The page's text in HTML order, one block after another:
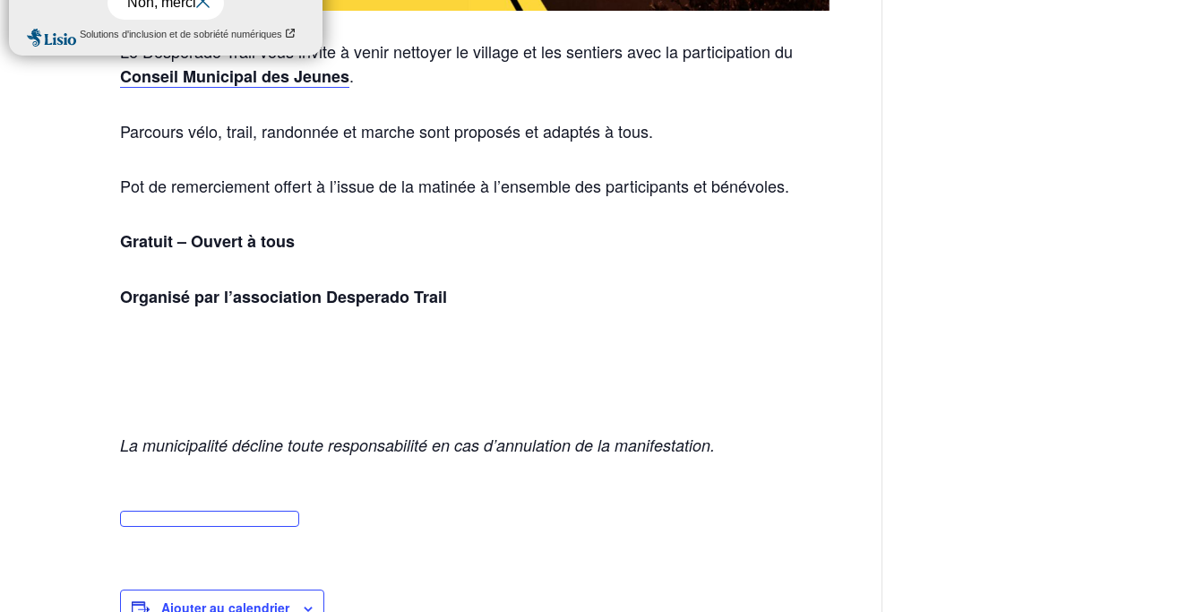
Le Desperado Trail vous invite à venir nettoyer le village et les sentiers avec la participation du
Conseil Municipal des Jeunes.
Parcours vélo, trail, randonnée et marche sont proposés et adaptés à tous.
Pot de remerciement offert à l’issue de la matinée à l’ensemble des participants et bénévoles.
Gratuit – Ouvert à tous
Organisé par l’association Desperado Trail
La municipalité décline toute responsabilité en cas d’annulation de la manifestation.
Ajouter au calendrier